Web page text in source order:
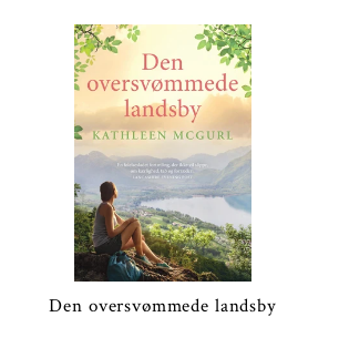
Den oversvømmede landsby